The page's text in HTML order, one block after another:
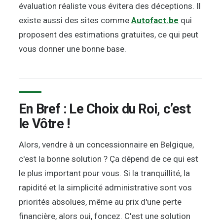
évaluation réaliste vous évitera des déceptions. Il
existe aussi des sites comme Autofact.be qui
proposent des estimations gratuites, ce qui peut
vous donner une bonne base.
En Bref : Le Choix du Roi, c’est
le Vôtre !
Alors, vendre à un concessionnaire en Belgique,
c'est la bonne solution ? Ça dépend de ce qui est
le plus important pour vous. Si la tranquillité, la
rapidité et la simplicité administrative sont vos
priorités absolues, même au prix d'une perte
financière, alors oui, foncez. C'est une solution